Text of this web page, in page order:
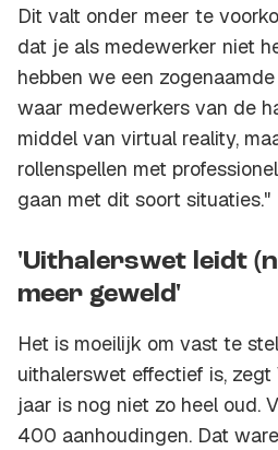
Dit valt onder meer te
dat je als medewerker niet
hebben we een
waar medewerkers van de
middel van virtual reality,
rollenspellen met
gaan met dit soort situaties."
'Uithalerswet leidt
meer geweld'
Het is moeilijk om vast te
uithalerswet effectief is, zegt
jaar is nog niet zo heel oud.
400 aanhoudingen. Dat